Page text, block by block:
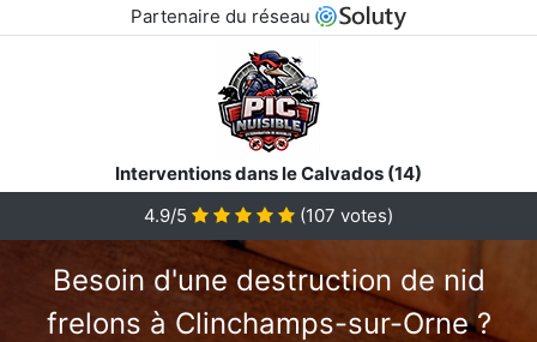
Partenaire du réseau
Interventions dans le Calvados (14)
4.9/5 (107 votes)
Besoin d'une destruction de nid
frelons à Clinchamps-sur-Orne ?